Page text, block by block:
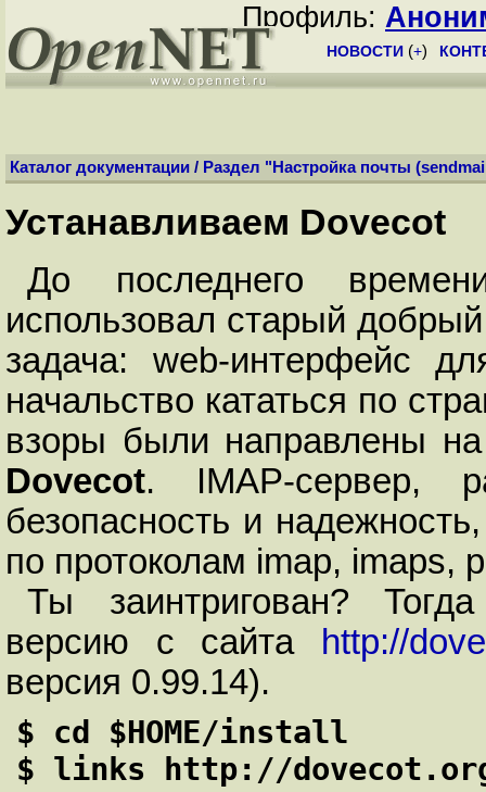
Профиль:
НОВОСТИ (+)
Каталог документации / Раздел "Настройка почты
Устанавливаем Dovecot
До последнего
использовал старый
задача: web-интерфейс
начальство кататься по
взоры были направлены
Dovecot. IMAP-сервер,
безопасность и
по протоколам imap, imaps,
Ты заинтригован?
версию с сайта
http://
версия 0.99.14).
$ cd $HOME/install
$ links http://